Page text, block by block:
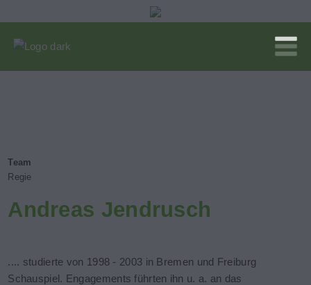
Team
Regie
Andreas Jendrusch
.... studierte von 1998 - 2003 in Bremen und Freiburg
Schauspiel. Engagements führten ihn u. a. an das